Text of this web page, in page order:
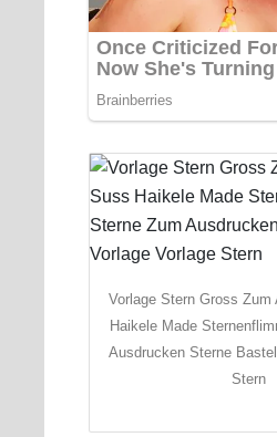
Vorlage Stern Gross Zum
Haikele Made
Ausdrucken Sterne
Stern